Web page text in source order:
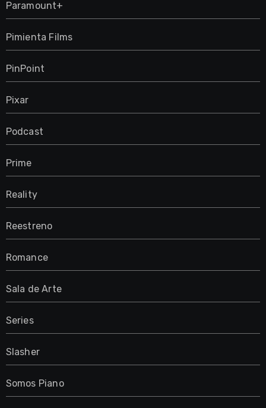
Paramount+
Pimienta Films
PinPoint
Pixar
Podcast
Prime
Reality
Reestreno
Romance
Sala de Arte
Series
Slasher
Somos Piano